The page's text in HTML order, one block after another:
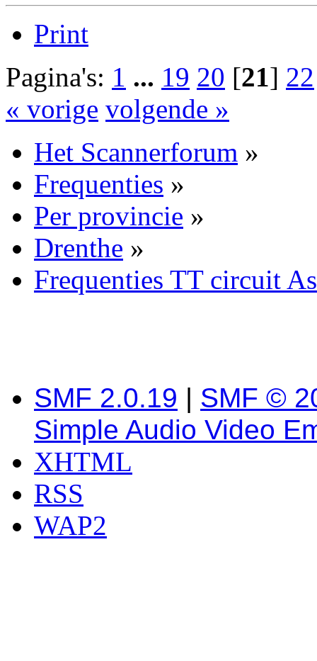
Print
Pagina's: 1 ... 19 20 [21] 22
« vorige volgende »
Het Scannerforum »
Frequenties »
Per provincie »
Drenthe »
Frequenties TT circuit
SMF 2.0.19 | SMF ©
Simple Audio Video
XHTML
RSS
WAP2